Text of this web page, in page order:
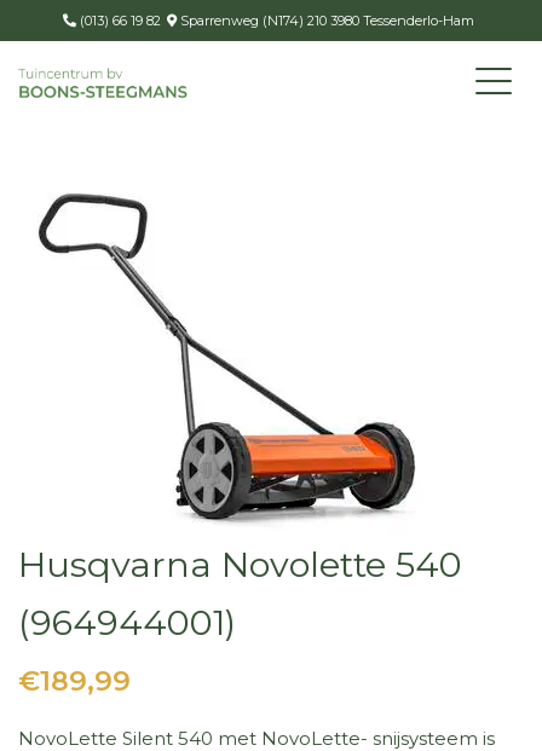
(013) 66 19 82 Sparrenweg (N174) 210 3980 Tessenderlo-Ham
Husqvarna Novolette 540
(964944001)
€189,99
NovoLette Silent 540 met NovoLette- snijsysteem is